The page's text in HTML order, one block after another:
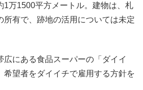
1万1500平方メートル。建物は、札
所有で、跡地の活用については未定
広にある食品スーパーの「ダイイ
希望者をダイイチで雇用する方針を